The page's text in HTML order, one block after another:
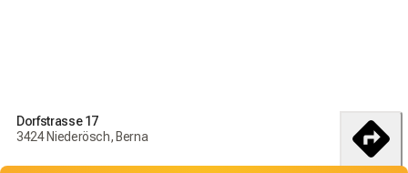
Dorfstrasse 17
3424 Niederösch, Berna